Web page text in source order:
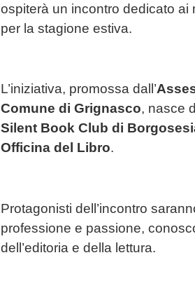
ospiterà un incontro dedicato ai
per la stagione estiva.
L’iniziativa, promossa dall’
Comune di Grignasco, nasce
Silent Book Club di
Officina del Libro.
Protagonisti dell’incontro
professione e passione,
dell’editoria e della lettura.